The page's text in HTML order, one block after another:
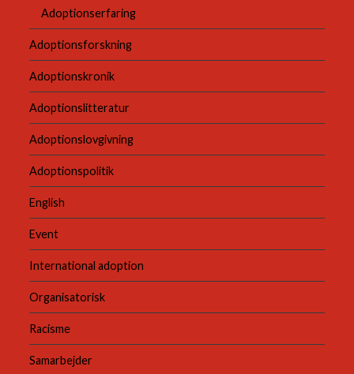
Adoptionserfaring
Adoptionsforskning
Adoptionskronik
Adoptionslitteratur
Adoptionslovgivning
Adoptionspolitik
English
Event
International adoption
Organisatorisk
Racisme
Samarbejder